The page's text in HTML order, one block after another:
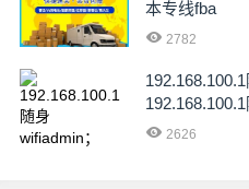
本专线fba
2782
192.168.100.1
录器2626